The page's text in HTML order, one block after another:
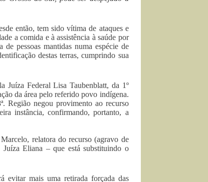
então, tem sido vítima de ataques e
a comida e à assistência à saúde por
pessoas mantidas numa espécie de
destas terras, cumprindo sua
Juíza Federal Lisa Taubenblatt, da 1º
da área pelo referido povo indígena.
Região negou provimento ao recurso
instância, confirmando, portanto, a
relatora do recurso (agravo de
Eliana – que está substituindo o
evitar mais uma retirada forçada das